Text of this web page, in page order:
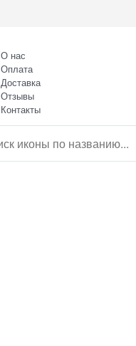
О нас
Оплата
Доставка
Отзывы
Контакты